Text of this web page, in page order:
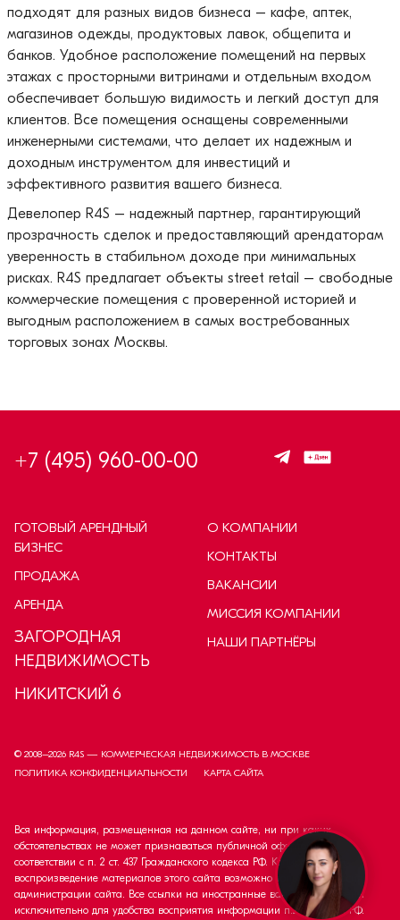
подходят для разных видов бизнеса – кафе, аптек,
магазинов одежды, продуктовых лавок, общепита и
банков. Удобное расположение помещений на первых
этажах с просторными витринами и отдельным входом
обеспечивает большую видимость и легкий доступ для
клиентов. Все помещения оснащены современными
инженерными системами, что делает их надежным и
доходным инструментом для инвестиций и
эффективного развития вашего бизнеса.
Девелопер R4S – надежный партнер, гарантирующий
прозрачность сделок и предоставляющий арендаторам
уверенность в стабильном доходе при минимальных
рисках. R4S предлагает объекты street retail – свободные
коммерческие помещения с проверенной историей и
выгодным расположением в самых востребованных
торговых зонах Москвы.
+7 (495) 960-00-00
ГОТОВЫЙ АРЕНДНЫЙ
БИЗНЕС
ПРОДАЖА
АРЕНДА
ЗАГОРОДНАЯ
НЕДВИЖИМОСТЬ
НИКИТСКИЙ 6
О КОМПАНИИ
КОНТАКТЫ
ВАКАНСИИ
МИССИЯ КОМПАНИИ
НАШИ ПАРТНЁРЫ
© 2008–2026 R4S — КОММЕРЧЕСКАЯ НЕДВИЖИМОСТЬ В МОСКВЕ
ПОЛИТИКА КОНФИДЕНЦИАЛЬНОСТИ
КАРТА САЙТА
Вся информация, размещенная на данном сайте, ни при каких
обстоятельствах не может признаваться публичной офертой в
соответствии с п. 2 ст. 437 Гражданского кодекса РФ. Копирование и
воспроизведение материалов этого сайта возможно только с согласия
администрации сайта. Все ссылки на иностранные валюты приведены
исключительно для удобства восприятия информации п.2 ст. 437 ГК РФ.